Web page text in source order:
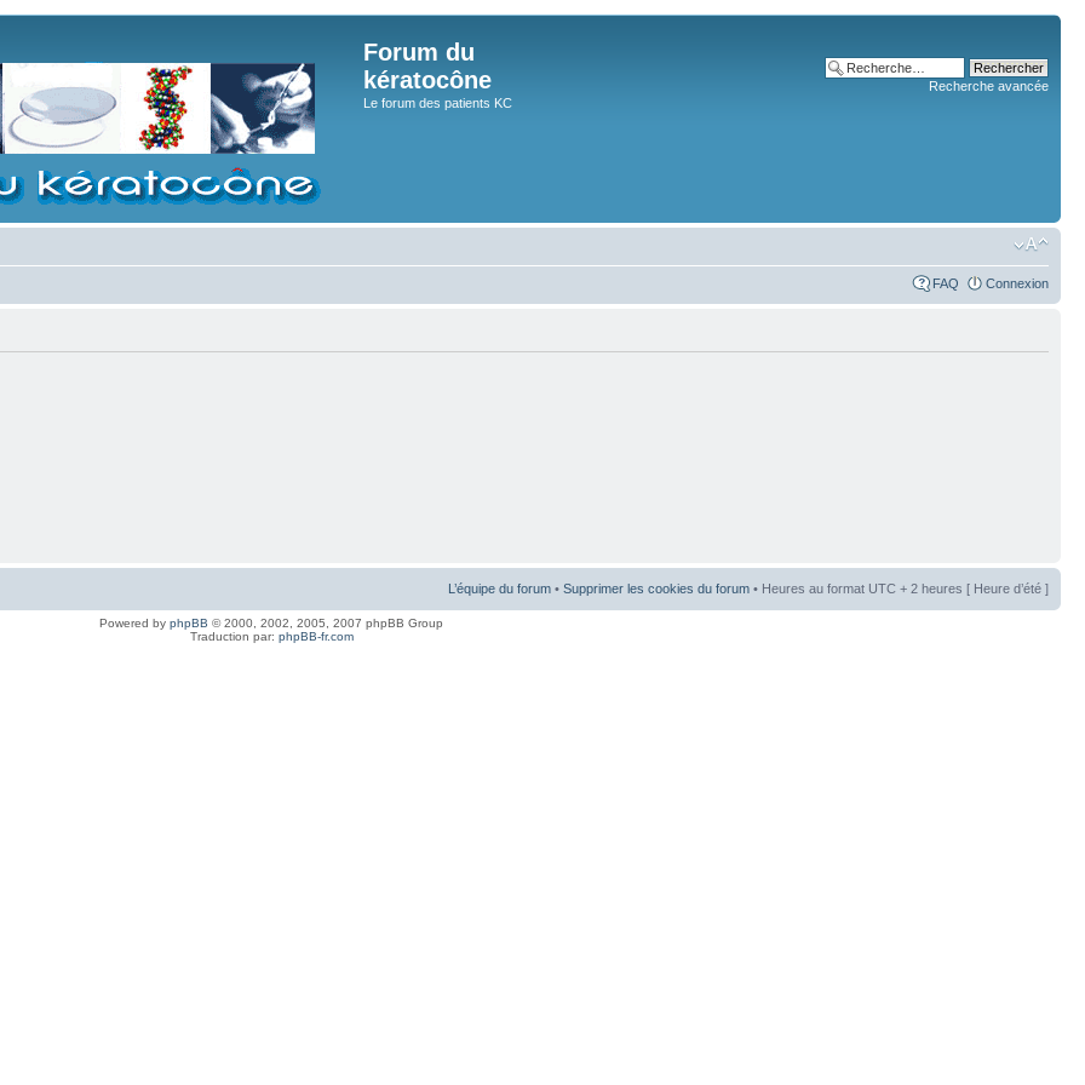
Forum du
kératocône
Le forum des patients KC
Recherche avancée
FAQ Connexion
L’équipe du forum • Supprimer les cookies du forum • Heures au format UTC + 2 heures [ Heure d’été ]
Powered by phpBB © 2000, 2002, 2005, 2007 phpBB Group
Traduction par: phpBB-fr.com